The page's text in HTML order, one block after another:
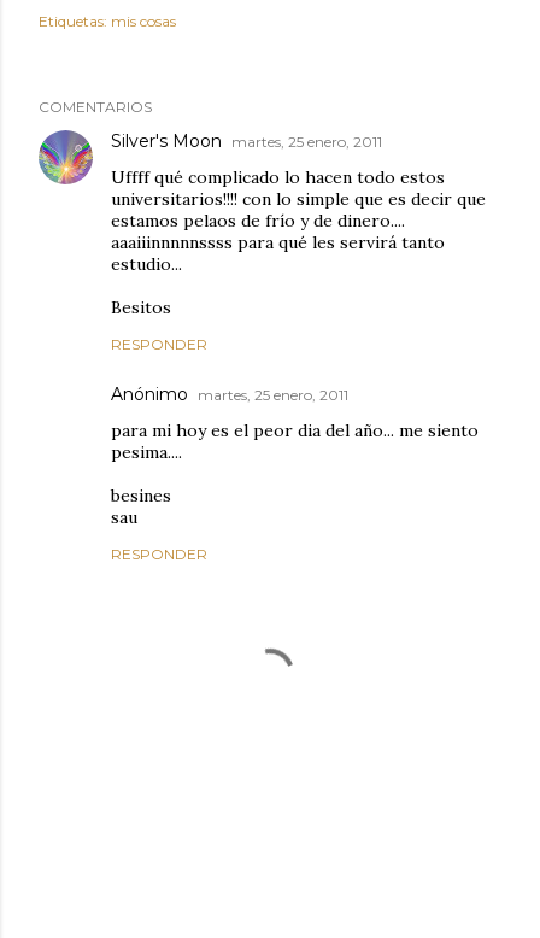
Etiquetas: mis cosas
COMENTARIOS
Silver's Moon martes, 25 enero, 2011
Uffff qué complicado lo hacen todo estos
universitarios!!!! con lo simple que es decir que
estamos pelaos de frío y de dinero....
aaaiiinnnnnssss para qué les servirá tanto
estudio...
Besitos
RESPONDER
Anónimo martes, 25 enero, 2011
para mi hoy es el peor dia del año... me siento
pesima....
besines
sau
RESPONDER